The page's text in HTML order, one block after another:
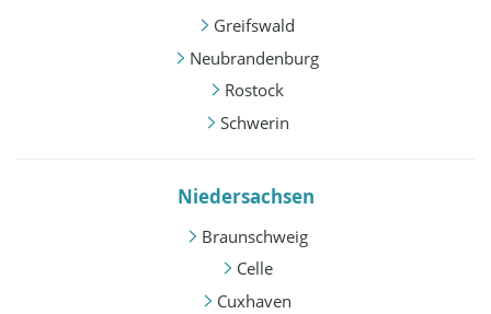
Greifswald
Neubrandenburg
Rostock
Schwerin
Niedersachsen
Braunschweig
Celle
Cuxhaven